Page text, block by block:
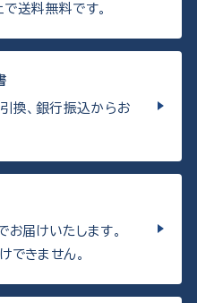
送料無料です。
換、銀行振込からお
届けいたします。
きません。